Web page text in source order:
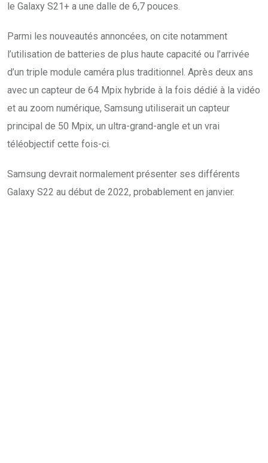
le Galaxy S21+ a une dalle de 6,7 pouces.
Parmi les nouveautés annoncées, on cite notamment
l’utilisation de batteries de plus haute capacité ou l’arrivée
d’un triple module caméra plus traditionnel. Après deux ans
avec un capteur de 64 Mpix hybride à la fois dédié à la vidéo
et au zoom numérique, Samsung utiliserait un capteur
principal de 50 Mpix, un ultra-grand-angle et un vrai
téléobjectif cette fois-ci.
Samsung devrait normalement présenter ses différents
Galaxy S22 au début de 2022, probablement en janvier.